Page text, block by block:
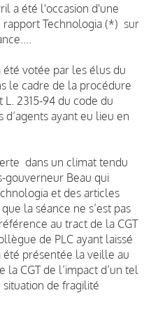
a été l'occasion d'une
rapport Technologia (*) sur
votée par les élus du
le cadre de la procédure
2315-94 du code du
ayant eu lieu en
dans un climat tendu
gouverneur Beau qui
et des articles
la séance ne s’est pas
au tract de la CGT
de PLC ayant laissé
présentée la veille au
la CGT de l’impact d’un tel
de fragilité